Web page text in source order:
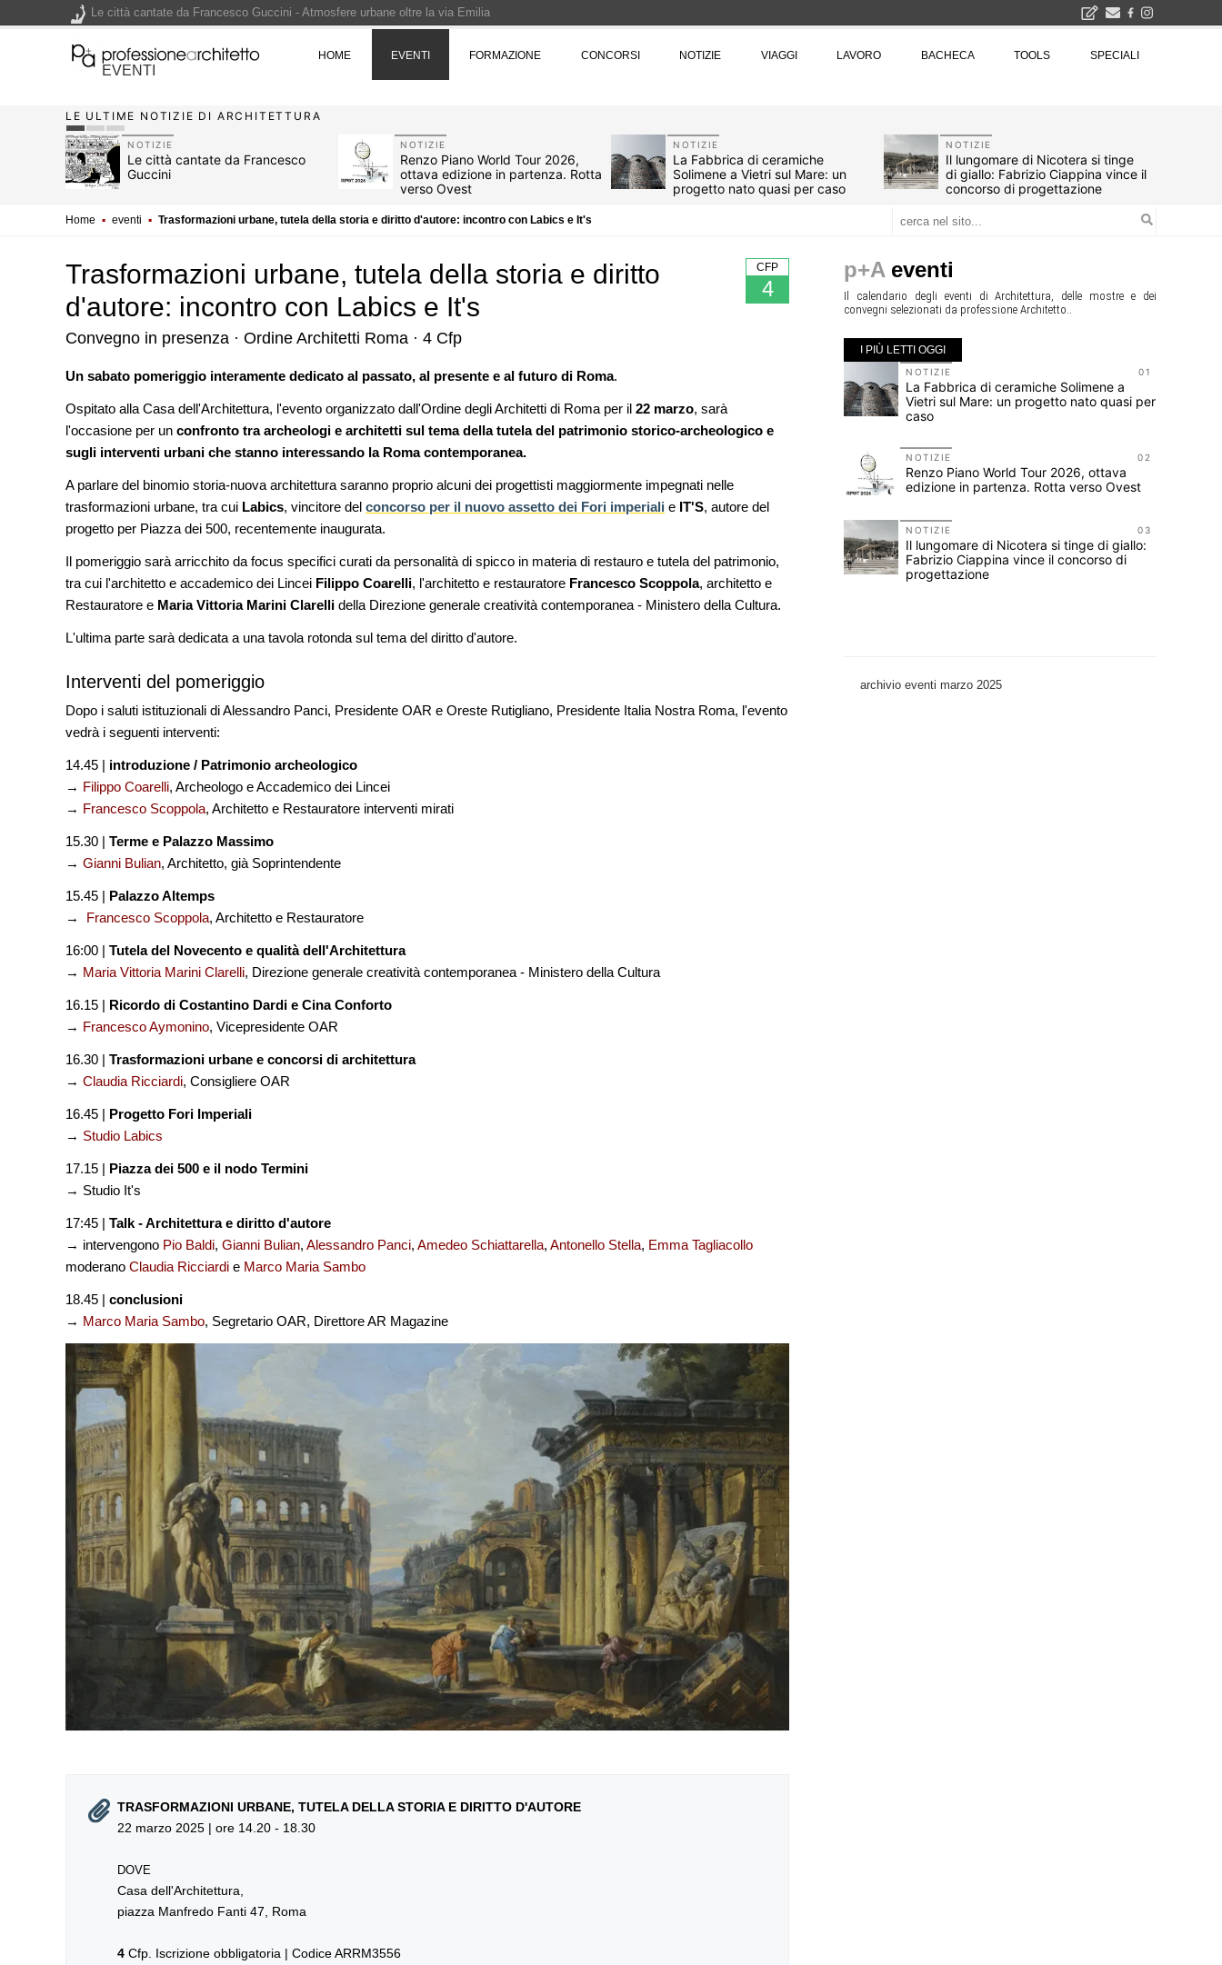
EVENTI
HOME EVENTI FORMAZIONE CONCORSI NOTIZIE VIAGGI LAVORO BACHECA TOOLS SPECIALI
LE ULTIME NOTIZIE DI ARCHITETTURA
NOTIZIE
Le città cantate da Francesco
Guccini
NOTIZIE
Renzo Piano World Tour 2026,
ottava edizione in partenza. Rotta
verso Ovest
NOTIZIE
La Fabbrica di ceramiche
Solimene a Vietri sul Mare: un
progetto nato quasi per caso
NOTIZIE
Il lungomare di Nicotera si tinge
di giallo: Fabrizio Ciappina vince il
concorso di progettazione
Home ▪ eventi ▪ Trasformazioni urbane, tutela della storia e diritto d'autore: incontro con Labics e It's
CFP
4
Trasformazioni urbane, tutela della storia e diritto
d'autore: incontro con Labics e It's
Convegno in presenza · Ordine Architetti Roma · 4 Cfp
Un sabato pomeriggio interamente dedicato al passato, al presente e al futuro di Roma.
Ospitato alla Casa dell'Architettura, l'evento organizzato dall'Ordine degli Architetti di Roma per il 22 marzo, sarà
l'occasione per un confronto tra archeologi e architetti sul tema della tutela del patrimonio storico-archeologico e
sugli interventi urbani che stanno interessando la Roma contemporanea.
A parlare del binomio storia-nuova architettura saranno proprio alcuni dei progettisti maggiormente impegnati nelle
trasformazioni urbane, tra cui Labics, vincitore del concorso per il nuovo assetto dei Fori imperiali e IT'S, autore del
progetto per Piazza dei 500, recentemente inaugurata.
Il pomeriggio sarà arricchito da focus specifici curati da personalità di spicco in materia di restauro e tutela del patrimonio,
tra cui l'architetto e accademico dei Lincei Filippo Coarelli, l'architetto e restauratore Francesco Scoppola, architetto e
Restauratore e Maria Vittoria Marini Clarelli della Direzione generale creatività contemporanea - Ministero della Cultura.
L'ultima parte sarà dedicata a una tavola rotonda sul tema del diritto d'autore.
Interventi del pomeriggio
Dopo i saluti istituzionali di Alessandro Panci, Presidente OAR e Oreste Rutigliano, Presidente Italia Nostra Roma, l'evento
vedrà i seguenti interventi:
14.45 | introduzione / Patrimonio archeologico
→ Filippo Coarelli, Archeologo e Accademico dei Lincei
→ Francesco Scoppola, Architetto e Restauratore interventi mirati
15.30 | Terme e Palazzo Massimo
→ Gianni Bulian, Architetto, già Soprintendente
15.45 | Palazzo Altemps
→ Francesco Scoppola, Architetto e Restauratore
16:00 | Tutela del Novecento e qualità dell'Architettura
→ Maria Vittoria Marini Clarelli, Direzione generale creatività contemporanea - Ministero della Cultura
16.15 | Ricordo di Costantino Dardi e Cina Conforto
→ Francesco Aymonino, Vicepresidente OAR
16.30 | Trasformazioni urbane e concorsi di architettura
→ Claudia Ricciardi, Consigliere OAR
16.45 | Progetto Fori Imperiali
→ Studio Labics
17.15 | Piazza dei 500 e il nodo Termini
→ Studio It's
17:45 | Talk - Architettura e diritto d'autore
→ intervengono Pio Baldi, Gianni Bulian, Alessandro Panci, Amedeo Schiattarella, Antonello Stella, Emma Tagliacollo
moderano Claudia Ricciardi e Marco Maria Sambo
18.45 | conclusioni
→ Marco Maria Sambo, Segretario OAR, Direttore AR Magazine
TRASFORMAZIONI URBANE, TUTELA DELLA STORIA E DIRITTO D'AUTORE
22 marzo 2025 | ore 14.20 - 18.30
DOVE
Casa dell'Architettura,
piazza Manfredo Fanti 47, Roma
4 Cfp. Iscrizione obbligatoria | Codice ARRM3556
p+A eventi
Il calendario degli eventi di Architettura, delle mostre e dei
convegni selezionati da professione Architetto..
I PIÙ LETTI OGGI
07
EVENTI
Città Osmotiche: la rigenerazione urbana
attraverso suoli permeabili, gestione
dell'acqua e resilienza climatica
08
FORMAZIONE
autocostruzione e vita comunitaria in
Sardegna, a picco sul mare
Un nuovo volto per il lungomare di
Villammare
UP-TO-DATE
accordi quadro da 219 milioni per servizi
di architettura
novità su abilitazione, competenze,
tirocini ed equo compenso
La ricarica dei profumi domestici in un
prodotto innovativo di design
01
NOTIZIE
La Fabbrica di ceramiche Solimene a
Vietri sul Mare: un progetto nato quasi per
caso
02
NOTIZIE
Renzo Piano World Tour 2026, ottava
edizione in partenza. Rotta verso Ovest
03
NOTIZIE
Il lungomare di Nicotera si tinge di giallo:
Fabrizio Ciappina vince il concorso di
progettazione
archivio eventi marzo 2025
Le città cantate da Francesco Guccini - Atmosfere urbane oltre la via Emilia
200 manifesti per i 200 anni di Carlo Collodi, creatore di Pinocchio - Call di grafica promossa dal Museo MAGMA per la realizzazione di una mostra